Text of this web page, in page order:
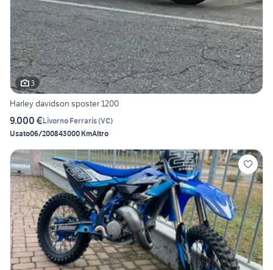
3
Harley davidson sposter 1200
9.000 €Livorno Ferraris(VC)
Usato06/200843000 KmAltro